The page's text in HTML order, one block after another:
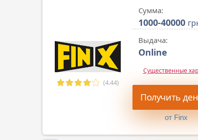
(4.44)
Сумма:
1000-40000
Выдача:
Online
Существенные
Получить
от Finx